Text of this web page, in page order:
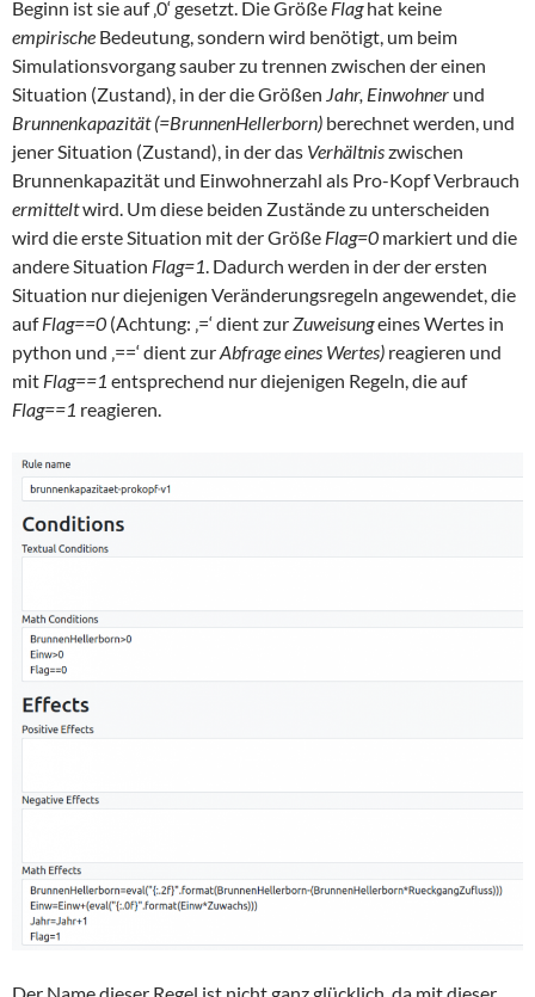
Beginn ist sie auf ‚0‘ gesetzt. Die Größe Flaghat keine
empirische Bedeutung, sondern wird benötigt, um beim
Simulationsvorgang sauber zu trennen zwischen der einen
Situation (Zustand), in der die Größen Jahr, Einwohner und
Brunnenkapazität (=BrunnenHellerborn) berechnet werden, und
jener Situation (Zustand), in der das Verhältniszwischen
Brunnenkapazität und Einwohnerzahl als Pro-Kopf Verbrauch
ermitteltwird. Um diese beiden Zustände zu unterscheiden
wird die erste Situation mit der Größe Flag=0 markiert und die
andere Situation Flag=1 . Dadurch werden in der der ersten
Situation nur diejenigen Veränderungsregeln angewendet, die
aufFlag==0 (Achtung: ‚=‘ dient zur Zuweisungeines Wertes in
python und ‚==‘ dient zurAbfrage eines Wertes) reagieren und
mit Flag==1 entsprechend nur diejenigen Regeln, die auf
Flag==1 reagieren.